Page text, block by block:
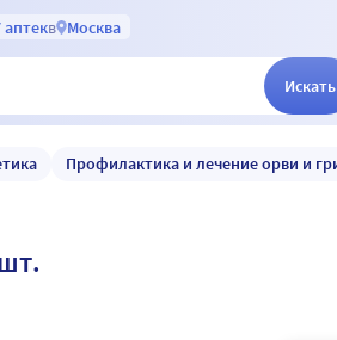
аптекв Москва
Искать
Профилактика и лечение орви и